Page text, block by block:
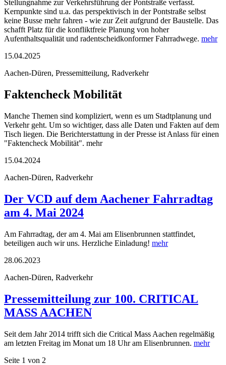
Stellungnahme zur Verkehrsführung der Pontstraße verfasst.
Kernpunkte sind u.a. das perspektivisch in der Pontstraße selbst
keine Busse mehr fahren - wie zur Zeit aufgrund der Baustelle. Das
schafft Platz für die konfliktfreie Planung von hoher
Aufenthaltsqualität und radentscheidkonformer Fahrradwege. mehr
15.04.2025
Aachen-Düren, Pressemitteilung, Radverkehr
Faktencheck Mobilität
Manche Themen sind kompliziert, wenn es um Stadtplanung und
Verkehr geht. Um so wichtiger, dass alle Daten und Fakten auf dem
Tisch liegen. Die Berichterstattung in der Presse ist Anlass für einen
"Faktencheck Mobilität". mehr
15.04.2024
Aachen-Düren, Radverkehr
Der VCD auf dem Aachener Fahrradtag
am 4. Mai 2024
Am Fahrradtag, der am 4. Mai am Elisenbrunnen stattfindet,
beteiligen auch wir uns. Herzliche Einladung! mehr
28.06.2023
Aachen-Düren, Radverkehr
Pressemitteilung zur 100. CRITICAL
MASS AACHEN
Seit dem Jahr 2014 trifft sich die Critical Mass Aachen regelmäßig
am letzten Freitag im Monat um 18 Uhr am Elisenbrunnen. mehr
Seite 1 von 2